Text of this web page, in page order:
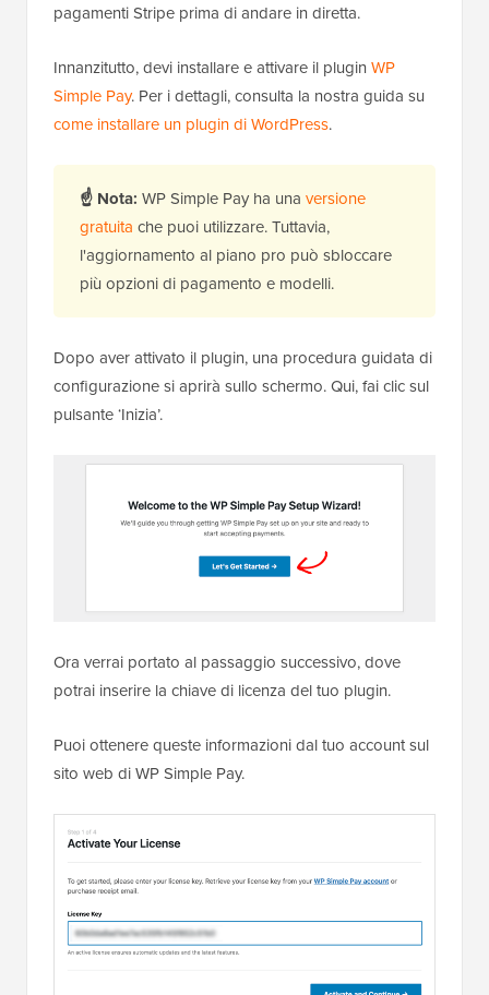
pagamenti Stripe prima di andare in diretta.
Innanzitutto, devi installare e attivare il plugin WP
Simple Pay. Per i dettagli, consulta la nostra guida su
come installare un plugin di WordPress.
☝ Nota: WP Simple Pay ha una versione
gratuita che puoi utilizzare. Tuttavia,
l'aggiornamento al piano pro può sbloccare
più opzioni di pagamento e modelli.
Dopo aver attivato il plugin, una procedura guidata di
configurazione si aprirà sullo schermo. Qui, fai clic sul
pulsante ‘Inizia’.
Ora verrai portato al passaggio successivo, dove
potrai inserire la chiave di licenza del tuo plugin.
Puoi ottenere queste informazioni dal tuo account sul
sito web di WP Simple Pay.